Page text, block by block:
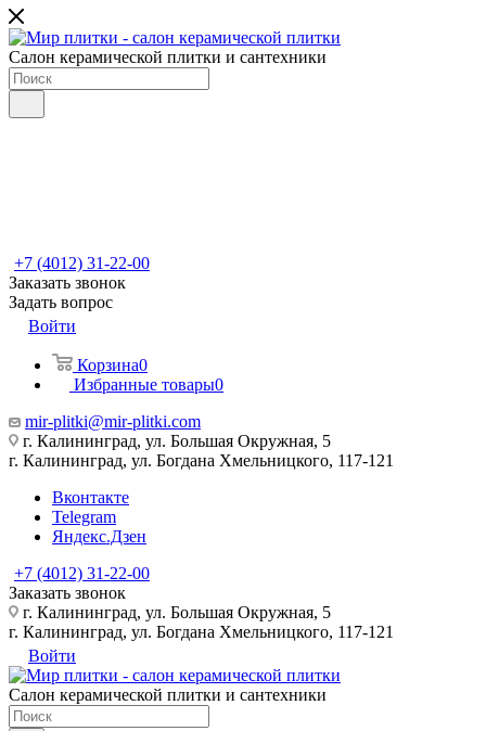
Салон керамической плитки и сантехники
+7 (4012) 31-22-00
Заказать звонок
Задать вопрос
Войти
Корзина0
Избранные товары0
mir-plitki@mir-plitki.com
г. Калининград, ул. Большая Окружная, 5
г. Калининград, ул. Богдана Хмельницкого, 117-121
Вконтакте
Telegram
Яндекс.Дзен
+7 (4012) 31-22-00
Заказать звонок
г. Калининград, ул. Большая Окружная, 5
г. Калининград, ул. Богдана Хмельницкого, 117-121
Войти
Салон керамической плитки и сантехники